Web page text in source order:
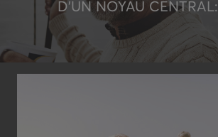
D'UN NOYAU CENTRAL: